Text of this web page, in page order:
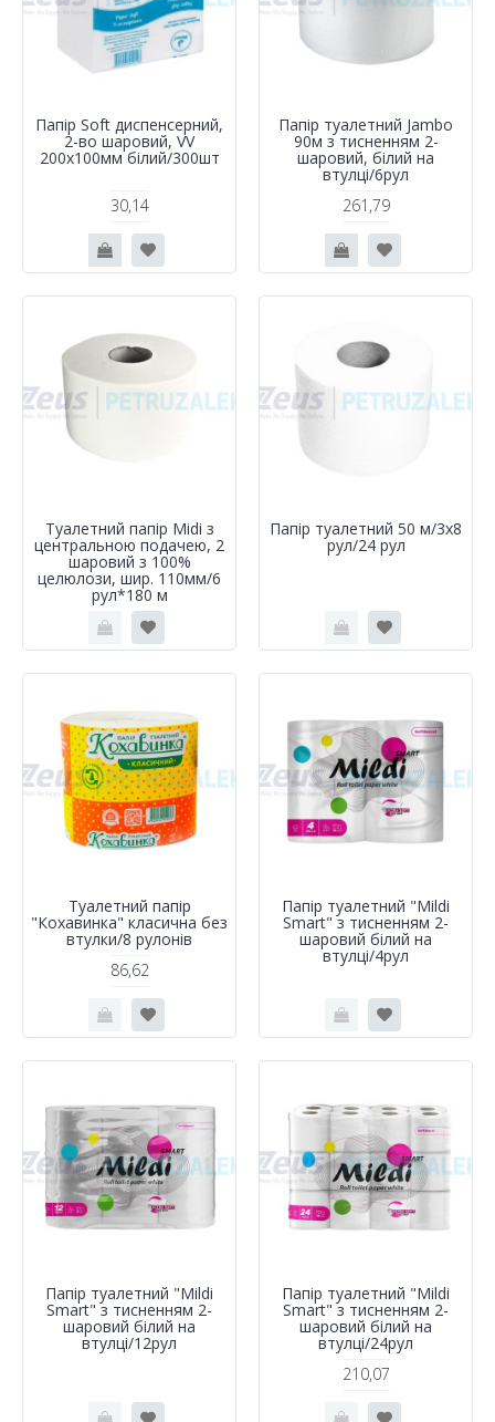
Папір Soft диспенсерний,
2-во шаровий, VV
200х100мм білий/300шт
30,14
Папір туалетний Jambo
90м з тисненням 2-
шаровий, білий на
втулці/6рул
261,79
Туалетний папір Midi з
центральною подачею, 2
шаровий з 100%
целюлози, шир. 110мм/6
рул*180 м
Папір туалетний 50 м/3х8
рул/24 рул
Туалетний папір
"Кохавинка" класична без
втулки/8 рулонів
86,62
Папір туалетний "Mildi
Smart" з тисненням 2-
шаровий білий на
втулці/4рул
Папір туалетний "Mildi
Smart" з тисненням 2-
шаровий білий на
втулці/12рул
Папір туалетний "Mildi
Smart" з тисненням 2-
шаровий білий на
втулці/24рул
210,07